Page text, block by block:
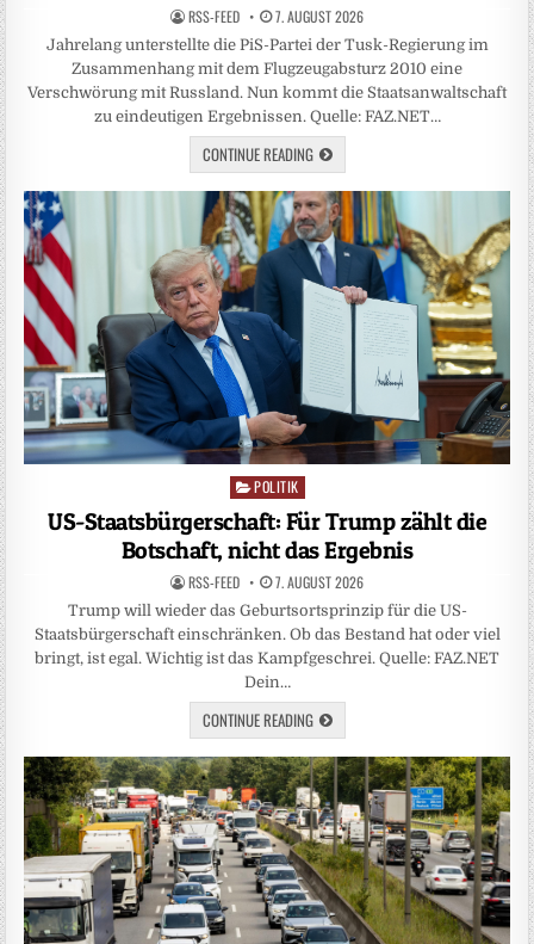
RSS-FEED 7. AUGUST 2026
Jahrelang unterstellte die PiS-Partei der Tusk-Regierung im
Zusammenhang mit dem Flugzeugabsturz 2010 eine
Verschwörung mit Russland. Nun kommt die Staatsanwaltschaft
zu eindeutigen Ergebnissen. Quelle: FAZ.NET…
CONTINUE READING
Posted
in
POLITIK
US-Staatsbürgerschaft: Für Trump zählt die
Botschaft, nicht das Ergebnis
RSS-FEED 7. AUGUST 2026
Trump will wieder das Geburtsortsprinzip für die US-
Staatsbürgerschaft einschränken. Ob das Bestand hat oder viel
bringt, ist egal. Wichtig ist das Kampfgeschrei. Quelle: FAZ.NET
Dein…
CONTINUE READING